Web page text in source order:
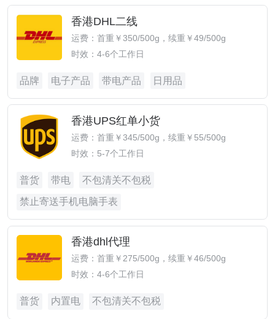
香港DHL二线
运费：首重￥350/500g，续重￥49/500g
时效：4-6个工作日
品牌 电子产品 带电产品 日用品
香港UPS红单小货
运费：首重￥345/500g，续重￥55/500g
时效：5-7个工作日
普货 带电 不包清关不包税
禁止寄送手机电脑手表
香港dhl代理
运费：首重￥275/500g，续重￥46/500g
时效：4-6个工作日
普货 内置电 不包清关不包税